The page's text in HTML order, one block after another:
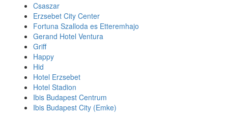
Csaszar
Erzsebet City Center
Fortuna Szalloda es Etteremhajo
Gerand Hotel Ventura
Griff
Happy
Hid
Hotel Erzsebet
Hotel Stadion
Ibis Budapest Centrum
Ibis Budapest City (Emke)